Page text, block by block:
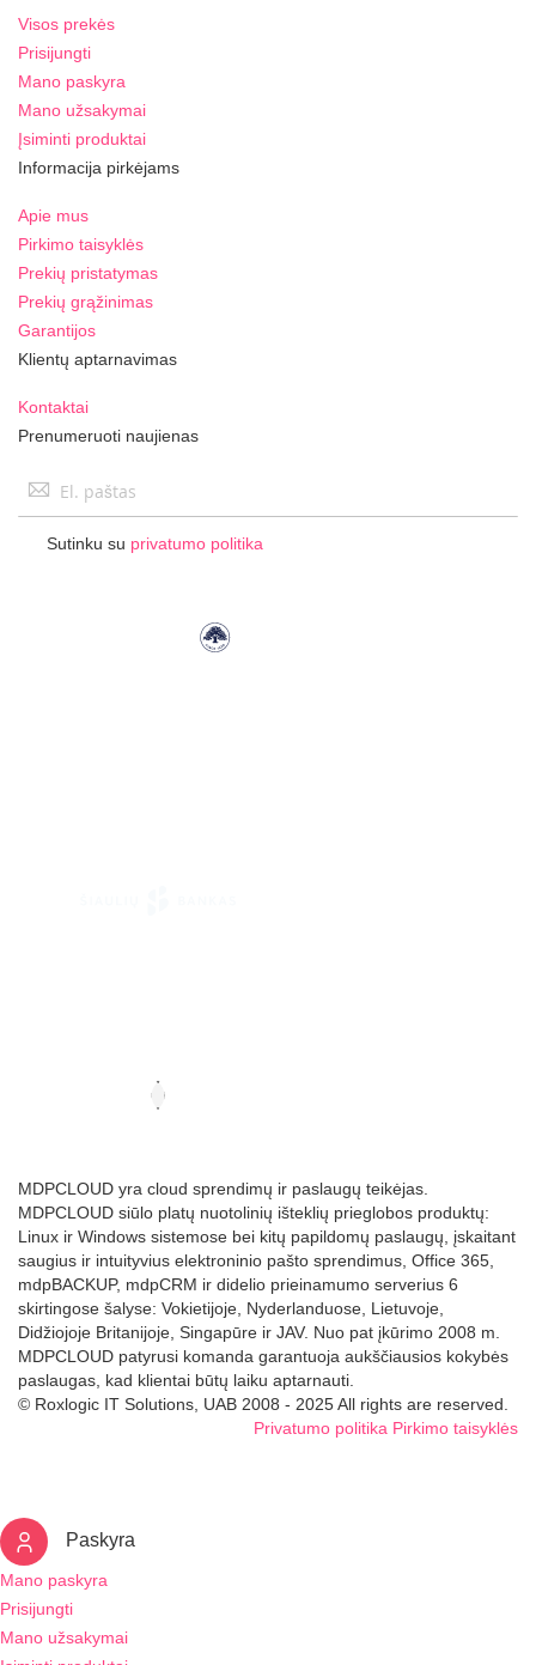
Visos prekės
Prisijungti
Mano paskyra
Mano užsakymai
Įsiminti produktai
Informacija pirkėjams
Apie mus
Pirkimo taisyklės
Prekių pristatymas
Prekių grąžinimas
Garantijos
Klientų aptarnavimas
Kontaktai
Prenumeruoti naujienas
Užsisakykite
naujienlaiškį:
Sutinku su privatumo politika
MDPCLOUD yra cloud sprendimų ir paslaugų teikėjas.
MDPCLOUD siūlo platų nuotolinių išteklių prieglobos produktų:
Linux ir Windows sistemose bei kitų papildomų paslaugų, įskaitant
saugius ir intuityvius elektroninio pašto sprendimus, Office 365,
mdpBACKUP, mdpCRM ir didelio prieinamumo serverius 6
skirtingose šalyse: Vokietijoje, Nyderlanduose, Lietuvoje,
Didžiojoje Britanijoje, Singapūre ir JAV. Nuo pat įkūrimo 2008 m.
MDPCLOUD patyrusi komanda garantuoja aukščiausios kokybės
paslaugas, kad klientai būtų laiku aptarnauti.
© Roxlogic IT Solutions, UAB 2008 - 2025 All rights are reserved.
Privatumo politika Pirkimo taisyklės
Paskyra
Mano paskyra
Prisijungti
Mano užsakymai